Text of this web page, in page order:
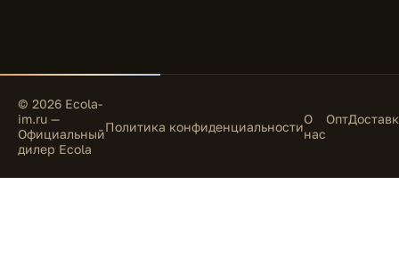
© 2026 Ecola-
im.ru —
Официальный
дилер Ecola
Политика конфиденциальностиО
нас
Опт